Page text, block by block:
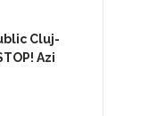
Cluj-
Azi